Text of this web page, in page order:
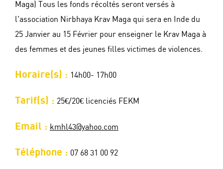
Maga) Tous les fonds récoltés seront versés à
l'association Nirbhaya Krav Maga qui sera en Inde du
25 Janvier au 15 Février pour enseigner le Krav Maga à
des femmes et des jeunes filles victimes de violences.
Horaire(s) : 14h00- 17h00
Tarif(s) : 25€/20€ licenciés FEKM
Email : kmhl43@yahoo.com
Téléphone : 07 68 31 00 92